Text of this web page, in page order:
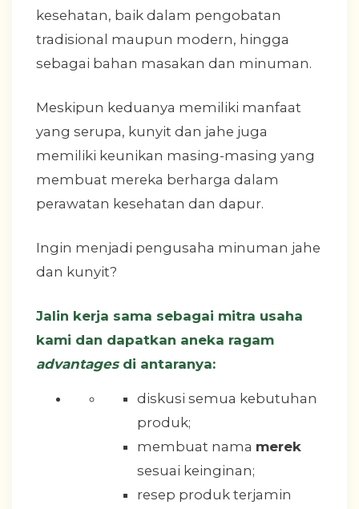
kesehatan, baik dalam pengobatan
tradisional maupun modern, hingga
sebagai bahan masakan dan minuman.
Meskipun keduanya memiliki manfaat
yang serupa, kunyit dan jahe juga
memiliki keunikan masing-masing yang
membuat mereka berharga dalam
perawatan kesehatan dan dapur.
Ingin menjadi pengusaha minuman jahe
dan kunyit?
Jalin kerja sama sebagai mitra usaha
kami dan dapatkan aneka ragam
advantagesdi antaranya:
diskusi semua kebutuhan
produk;
membuat nama merek
sesuai keinginan;
resep produk terjamin